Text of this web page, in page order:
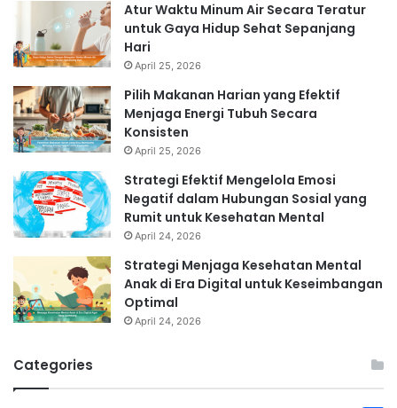
Atur Waktu Minum Air Secara Teratur
untuk Gaya Hidup Sehat Sepanjang
Hari
April 25, 2026
Pilih Makanan Harian yang Efektif
Menjaga Energi Tubuh Secara
Konsisten
April 25, 2026
Strategi Efektif Mengelola Emosi
Negatif dalam Hubungan Sosial yang
Rumit untuk Kesehatan Mental
April 24, 2026
Strategi Menjaga Kesehatan Mental
Anak di Era Digital untuk Keseimbangan
Optimal
April 24, 2026
Categories